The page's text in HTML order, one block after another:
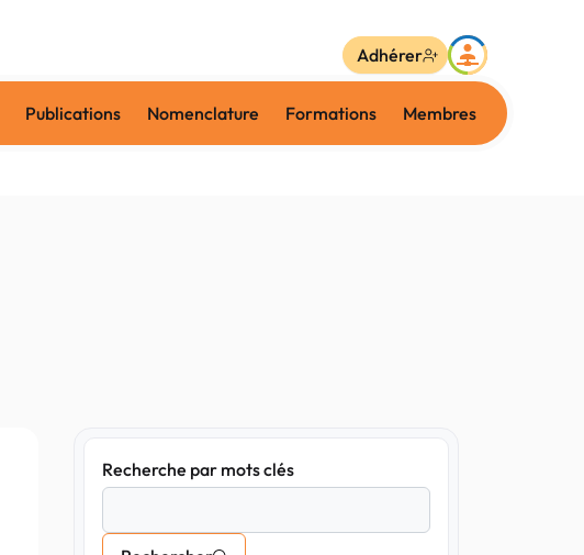
Publications Nomenclature Formations Membres
Adhérer
Recherche par mots clés